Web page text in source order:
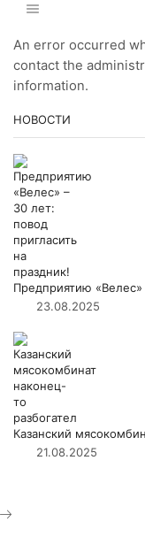
An error occurred
contact the
information.
НОВОСТИ
Предприятию «Велес»
23.08.2025
Казанский
21.08.2025